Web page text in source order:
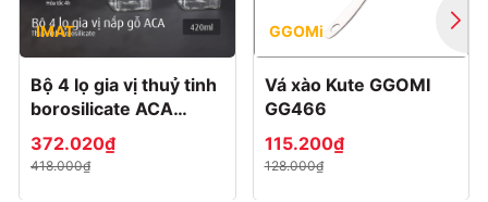
IMAT
Bộ 4 lọ gia vị thuỷ tinh
borosilicate ACA
420ml, nắp gỗ
372.020₫
418.000₫
GGOMi
Vá xào Kute GGOMI
GG466
115.200₫
128.000₫